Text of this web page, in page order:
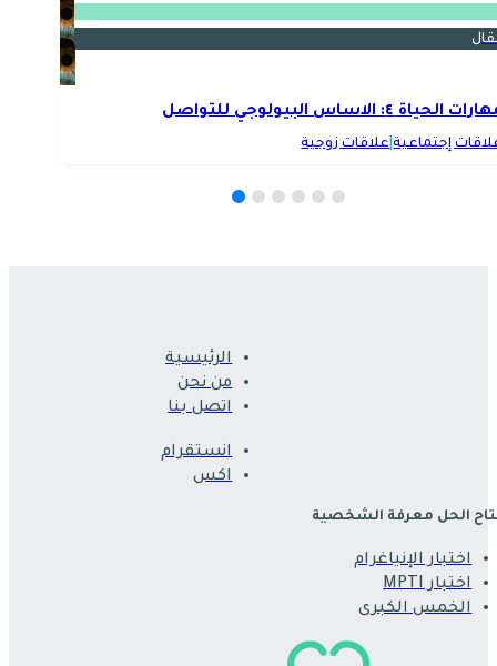
الحياة ٤: الاساس البيولوجي للتواصل
إجتماعية| علاقات زوجية
الرئيسية
من نحن
اتصل بنا
انستقرام
اكس
الحل معرفة الشخصية
اختبار الإنياغرام
اختبار MPTI
الخمس الكبرى